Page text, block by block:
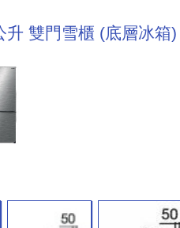
升 雙門雪櫃 (底層冰箱)